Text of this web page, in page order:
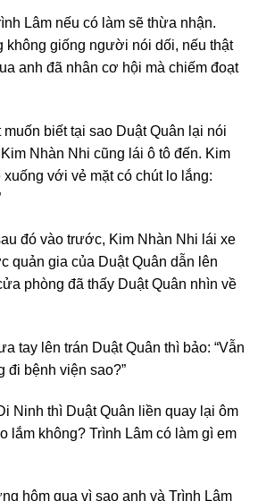
Lâm nếu có làm sẽ thừa nhận.
không giống người nói dối, nếu thật
anh đã nhân cơ hội mà chiếm đoạt
muốn biết tại sao Duật Quân lại nói
Nhàn Nhi cũng lái ô tô đến. Kim
với vẻ mặt có chút lo lắng:
đó vào trước, Kim Nhàn Nhi lái xe
quản gia của Duật Quân dẫn lên
phòng đã thấy Duật Quân nhìn về
tay lên trán Duật Quân thì bảo: “Vẫn
đi bệnh viện sao?”
Ninh thì Duật Quân liền quay lại ôm
lắm không? Trình Lâm có làm gì em
hôm qua vì sao anh và Trình Lâm